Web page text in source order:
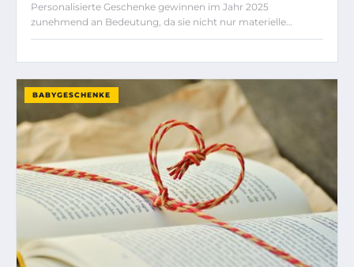
Personalisierte Geschenke gewinnen im Jahr 2025
zunehmend an Bedeutung, da sie nicht nur materielle…
BABYGESCHENKE